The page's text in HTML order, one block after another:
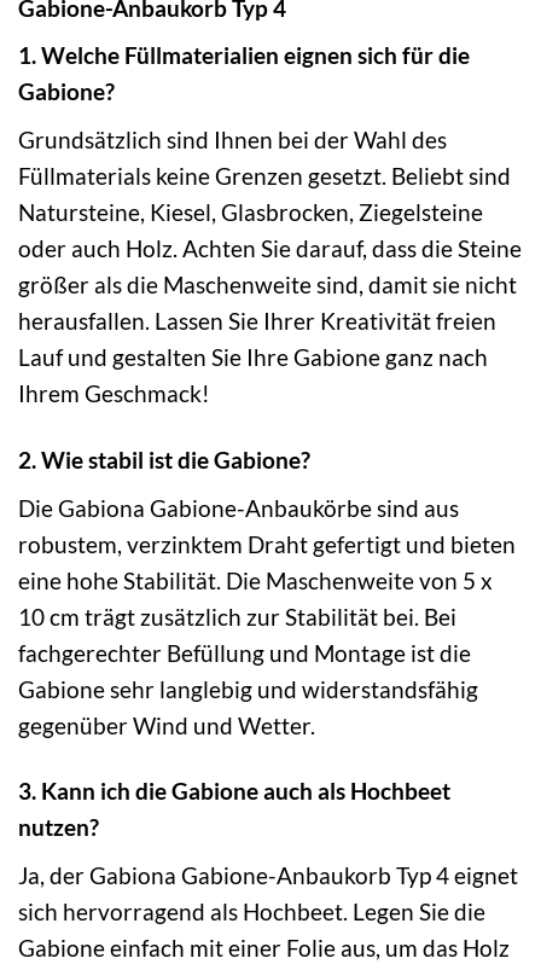
Gabione-Anbaukorb Typ 4
1. Welche Füllmaterialien eignen sich für die
Gabione?
Grundsätzlich sind Ihnen bei der Wahl des
Füllmaterials keine Grenzen gesetzt. Beliebt sind
Natursteine, Kiesel, Glasbrocken, Ziegelsteine
oder auch Holz. Achten Sie darauf, dass die Steine
größer als die Maschenweite sind, damit sie nicht
herausfallen. Lassen Sie Ihrer Kreativität freien
Lauf und gestalten Sie Ihre Gabione ganz nach
Ihrem Geschmack!
2. Wie stabil ist die Gabione?
Die Gabiona Gabione-Anbaukörbe sind aus
robustem, verzinktem Draht gefertigt und bieten
eine hohe Stabilität. Die Maschenweite von 5 x
10 cm trägt zusätzlich zur Stabilität bei. Bei
fachgerechter Befüllung und Montage ist die
Gabione sehr langlebig und widerstandsfähig
gegenüber Wind und Wetter.
3. Kann ich die Gabione auch als Hochbeet
nutzen?
Ja, der Gabiona Gabione-Anbaukorb Typ 4 eignet
sich hervorragend als Hochbeet. Legen Sie die
Gabione einfach mit einer Folie aus, um das Holz